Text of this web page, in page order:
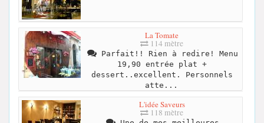
La Tomate
114 mètre
Parfait!! Rien à redire! Menu
19,90 entrée plat +
dessert..excellent. Personnels
atte...
L'idée Saveurs
118 mètre